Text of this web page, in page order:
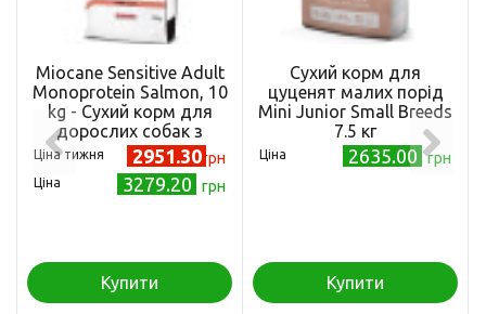
Miocane Sensitive Adult
Monoprotein Salmon, 10
kg - Сухий корм для
дорослих собак з
чутливим травленням, з
лососем, 10 кг
Ціна тижня 2951.30 грн
Ціна 3279.20 грн
Купити
Сухий корм для
цуценят малих порід
Mini Junior Small Breeds
7.5 кг
Ціна 2635.00 грн
Купити